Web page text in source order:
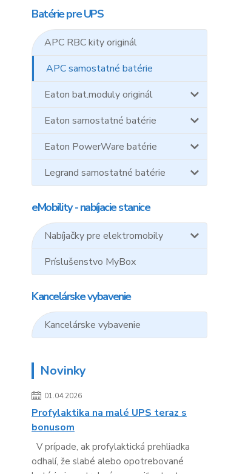
Batérie pre UPS
APC RBC kity originál
APC samostatné batérie
Eaton bat.moduly originál
Eaton samostatné batérie
Eaton PowerWare batérie
Legrand samostatné batérie
eMobility - nabíjacie stanice
Nabíjačky pre elektromobily
Príslušenstvo MyBox
Kancelárske vybavenie
Kancelárske vybavenie
Novinky
01.04.2026
Profylaktika na malé UPS teraz s
bonusom
V prípade, ak profylaktická prehliadka
odhalí, že slabé alebo opotrebované